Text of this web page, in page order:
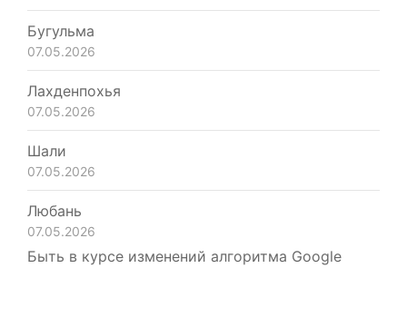
Бугульма
07.05.2026
Лахденпохья
07.05.2026
Шали
07.05.2026
Любань
07.05.2026
Быть в курсе изменений алгоритма Google